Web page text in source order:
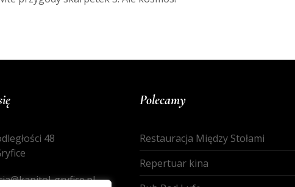
48
gryfice.pl
Polecamy
Restauracja Między Stołami
Repertuar kina